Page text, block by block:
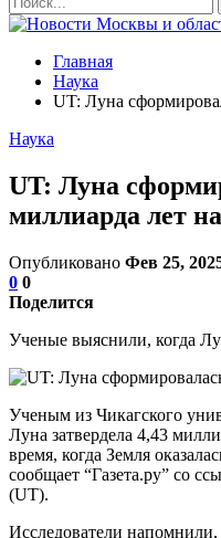
Главная
Наука
UT: Луна
Наука
UT: Луна
миллиарда лет
Опубликовано Фев 25,
0 0
Поделится
Ученые выяснили, когда
Ученым из Чикагского
Луна затвердела 4,43
время, когда Земля
сообщает “Газета.ру” со
(UT).
Исследователи напомнили,